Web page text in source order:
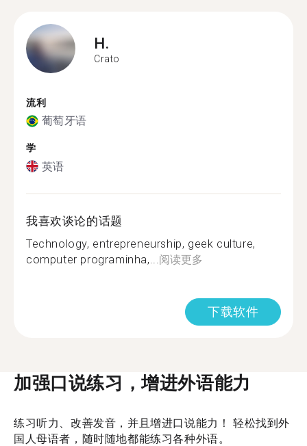
H.
Crato
流利
葡萄牙语
学
英语
我喜欢谈论的话题
Technology, entrepreneurship, geek culture,
computer programinha,... 阅读更多
下载软件
加强口说练习，增进外语能力
练习听力、改善发音，并且增进口说能力！ 轻松找到外
国人母语者，随时随地都能练习各种外语。